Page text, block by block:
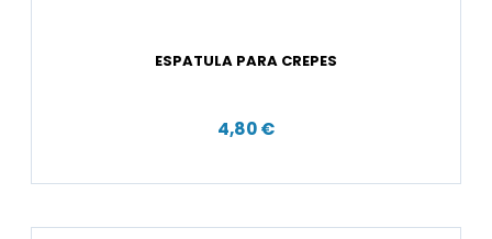
ESPATULA PARA CREPES
4,80 €